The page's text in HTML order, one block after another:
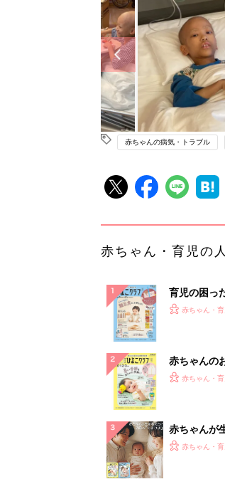
赤ちゃんの病気・トラブル
赤ちゃん・育児の
育児の困っ
『ひよこク
赤ちゃん・
赤ちゃんの
てのひよこ
赤ちゃん・
赤ちゃんが
ひよ」
赤ちゃん・